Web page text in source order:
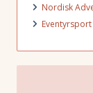
Nordisk